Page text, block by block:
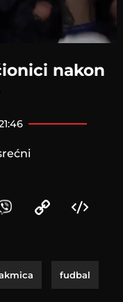
nakon
fudbal